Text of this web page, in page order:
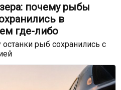
почему рыбы
в
где-либо
рыб сохранились с